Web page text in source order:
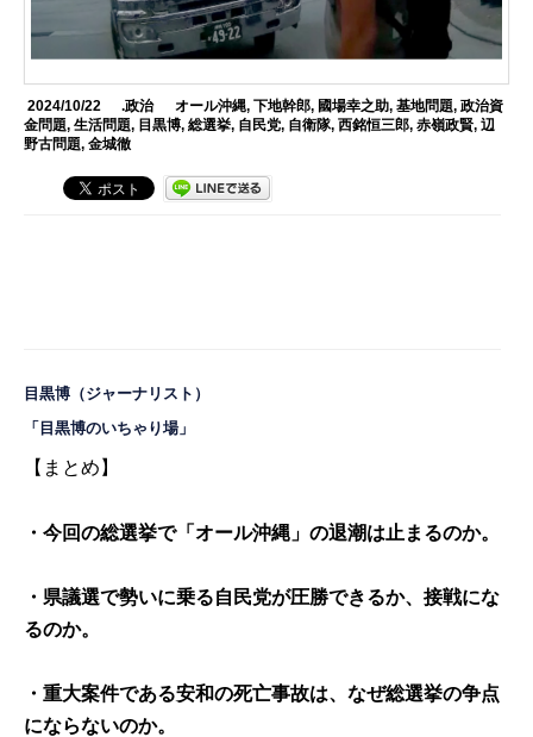
2024/10/22 .政治 オール沖縄, 下地幹郎, 國場幸之助, 基地問題, 政治資
金問題,生活問題, 目黒博,総選挙, 自民党, 自衛隊,西銘恒三郎,赤嶺政賢,辺
野古問題,金城徹
目黒博 （ジャーナリスト）
「 目黒博のいちゃり場」
【まとめ】
・今回の総選挙で「オール沖縄」の退潮は止まるのか。
・県議選で勢いに乗る自民党が圧勝できるか、接戦にな
るのか。
・重大案件である安和の死亡事故は、なぜ総選挙の争点
にならないのか。